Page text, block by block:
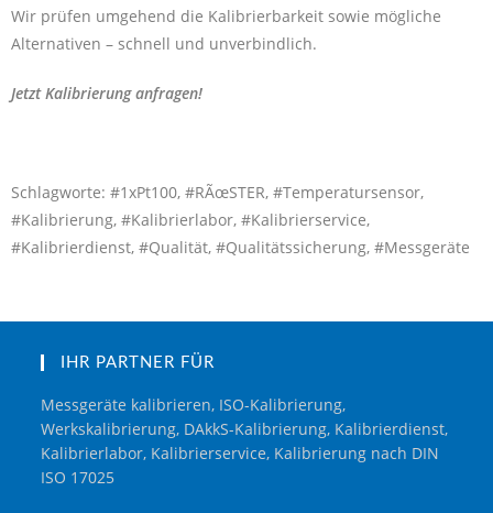
Wir prüfen umgehend die Kalibrierbarkeit sowie mögliche
Alternativen – schnell und unverbindlich.
Jetzt Kalibrierung anfragen!
Schlagworte: #1xPt100, #RÃœSTER, #Temperatursensor,
#Kalibrierung, #Kalibrierlabor, #Kalibrierservice,
#Kalibrierdienst, #Qualität, #Qualitätssicherung, #Messgeräte
IHR PARTNER FÜR
Messgeräte kalibrieren, ISO-Kalibrierung,
Werkskalibrierung, DAkkS-Kalibrierung, Kalibrierdienst,
Kalibrierlabor, Kalibrierservice, Kalibrierung nach DIN
ISO 17025